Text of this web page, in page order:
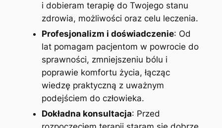
i dobieram terapię do Twojego stanu
zdrowia, możliwości oraz celu leczenia.
Profesjonalizm i doświadczenie: Od
lat pomagam pacjentom w powrocie do
sprawności, zmniejszeniu bólu i
poprawie komfortu życia, łącząc
wiedzę praktyczną z uważnym
podejściem do człowieka.
Dokładna konsultacja: Przed